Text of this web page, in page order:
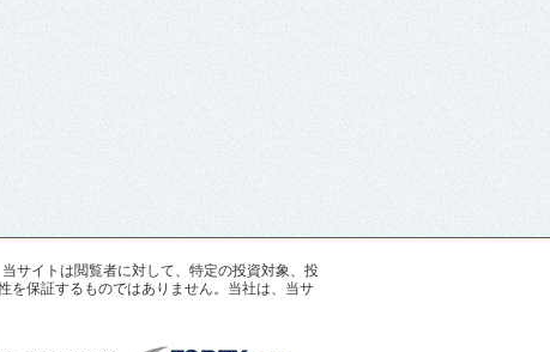
サイトは閲覧者に対して、特定の投資対象、投
を保証するものではありません。当社は、当サ